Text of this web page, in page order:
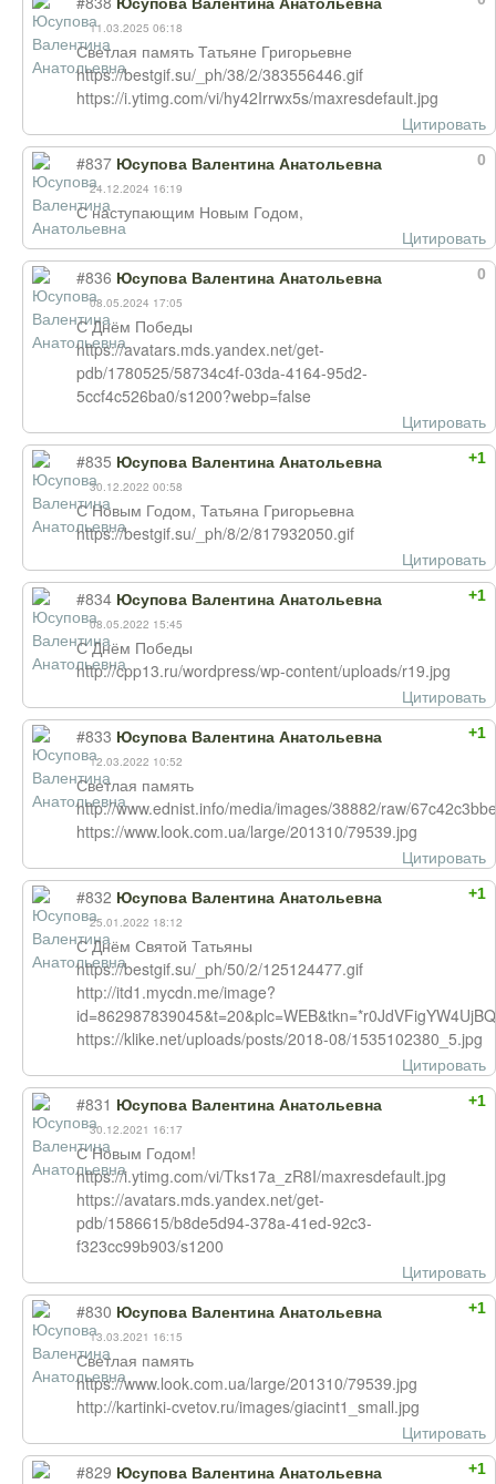
11.03.2025 06:18
Светлая память Татьяне Григорьевне
https://bestgif.su/_ph/38/2/383556446.gif
https://i.ytimg.com/vi/hy42Irrwx5s/maxresdefault.jpg
Цитировать
0
#837 Юсупова Валентина Анатольевна
24.12.2024 16:19
С наступающим Новым Годом,
Цитировать
0
#836 Юсупова Валентина Анатольевна
08.05.2024 17:05
С Днём Победы
https://avatars.mds.yandex.net/get-
pdb/1780525/58734c4f-03da-4164-95d2-
5ccf4c526ba0/s1200?webp=false
Цитировать
+1
#835 Юсупова Валентина Анатольевна
30.12.2022 00:58
С Новым Годом, Татьяна Григорьевна
https://bestgif.su/_ph/8/2/817932050.gif
Цитировать
+1
#834 Юсупова Валентина Анатольевна
08.05.2022 15:45
С Днём Победы
http://cpp13.ru/wordpress/wp-content/uploads/r19.jpg
Цитировать
+1
#833 Юсупова Валентина Анатольевна
12.03.2022 10:52
Светлая память
http://www.ednist.info/media/images/38882/raw/
https://www.look.com.ua/large/201310/79539.jpg
Цитировать
+1
#832 Юсупова Валентина Анатольевна
25.01.2022 18:12
С Днём Святой Татьяны
https://bestgif.su/_ph/50/2/125124477.gif
http://itd1.mycdn.me/image?
https://klike.net/uploads/posts/2018-08/1535102380_5.jpg
Цитировать
+1
#831 Юсупова Валентина Анатольевна
30.12.2021 16:17
С Новым Годом!
https://i.ytimg.com/vi/Tks17a_zR8I/maxresdefault.jpg
https://avatars.mds.yandex.net/get-
pdb/1586615/b8de5d94-378a-41ed-92c3-
f323cc99b903/s1200
Цитировать
+1
#830 Юсупова Валентина Анатольевна
13.03.2021 16:15
Светлая память
https://www.look.com.ua/large/201310/79539.jpg
http://kartinki-cvetov.ru/images/giacint1_small.jpg
Цитировать
+1
#829 Юсупова Валентина Анатольевна